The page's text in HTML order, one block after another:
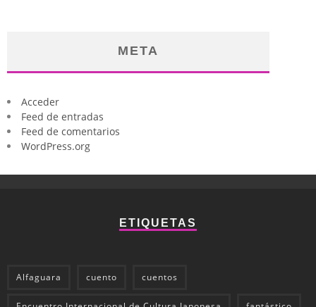
META
Acceder
Feed de entradas
Feed de comentarios
WordPress.org
ETIQUETAS
Alfaguara cuento cuentos